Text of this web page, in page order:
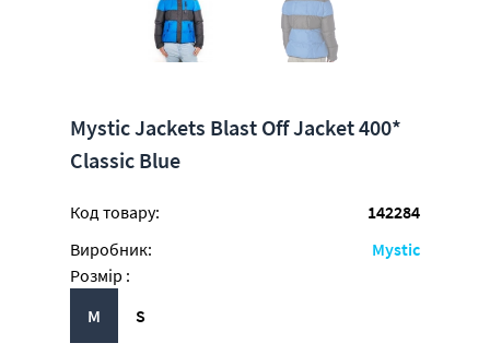
Mystic Jackets Blast Off Jacket 400*
Classic Blue
Код товару:
142284
Виробник:
Mystic
Розмір :
M
S